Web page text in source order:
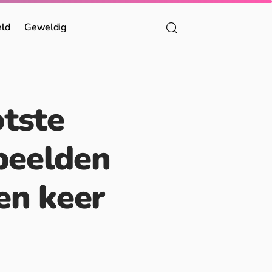
Geweldig
keer